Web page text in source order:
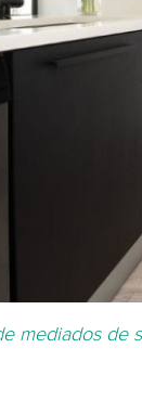
mediados de